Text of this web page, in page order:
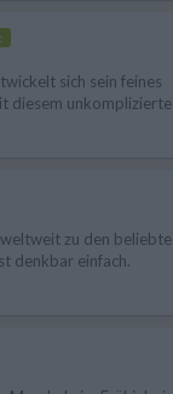
sich sein feines
diesem
zu den
denkbar einfach.